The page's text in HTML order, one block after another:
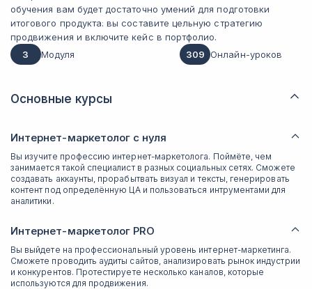
обучения вам будет достаточно умений для подготовки
итогового продукта: вы составите цельную стратегию
продвижения и включите кейс в портфолио.
3
Модуля 309 Онлайн-уроков
Основные курсы
Интернет-маркетолог с нуля
Вы изучите профессию интернет-маркетолога. Поймёте, чем
занимается такой специалист в разных социальных сетях. Сможете
создавать аккаунты, прорабытвать визуал и тексты, генерировать
контент под определённую ЦА и пользоваться интрументами для
аналитики.
Интернет-маркетолог PRO
Вы выйдете на профессиональный уровень интернет-маркетинга.
Сможете проводить аудиты сайтов, анализировать рынок индустрии
и конкурентов. Протестируете несколько каналов, которые
используются для продвижения.